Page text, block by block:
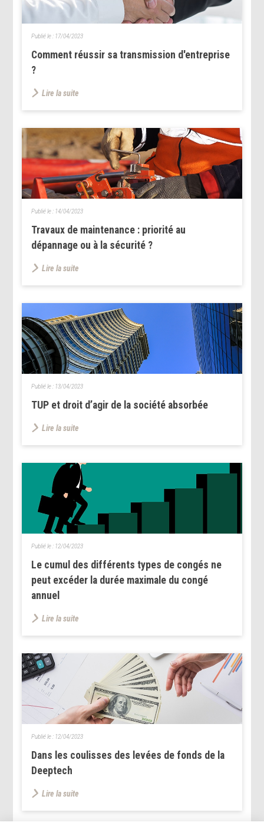
Comment réussir sa transmission d'entreprise
?
Publié le : 17/04/2023
Lire la suite
Travaux de maintenance : priorité au
dépannage ou à la sécurité ?
Publié le : 14/04/2023
Lire la suite
TUP et droit d’agir de la société absorbée
Publié le : 13/04/2023
Lire la suite
Le cumul des différents types de congés ne
peut excéder la durée maximale du congé
annuel
Publié le : 12/04/2023
Lire la suite
Dans les coulisses des levées de fonds de la
Deeptech
Publié le : 12/04/2023
Lire la suite